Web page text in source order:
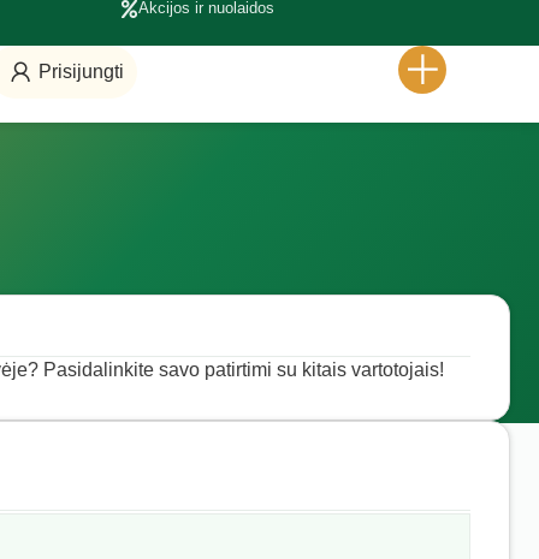
Akcijos ir nuolaidos
Prisijungti
Pasidalinkite savo patirtimi su kitais vartotojais!